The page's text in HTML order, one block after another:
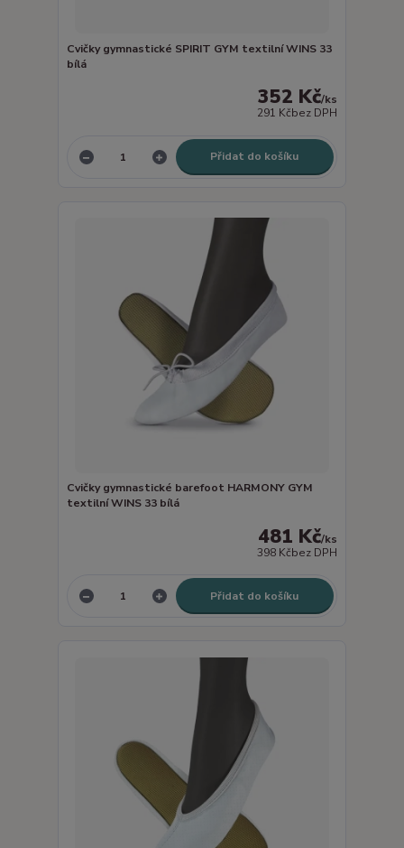
Cvičky gymnastické SPIRIT GYM textilní WINS 33
bílá
352 Kč/ks
291 Kčbez DPH
Přidat do košíku
Cvičky gymnastické barefoot HARMONY GYM
textilní WINS 33 bílá
481 Kč/ks
398 Kčbez DPH
Přidat do košíku